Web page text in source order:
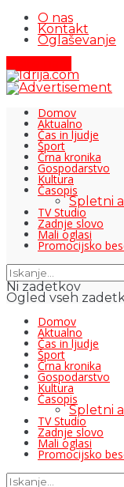
O nas
Kontakt
Oglaševanje
Domov
Aktualno
Čas in ljudje
Šport
Črna kronika
Gospodarstvo
Kultura
Časopis
Spletni
TV Studio
Zadnje slovo
Mali oglasi
Promocijsko
Ni zadetkov
Ogled vseh
Domov
Aktualno
Čas in ljudje
Šport
Črna kronika
Gospodarstvo
Kultura
Časopis
Spletni
TV Studio
Zadnje slovo
Mali oglasi
Promocijsko